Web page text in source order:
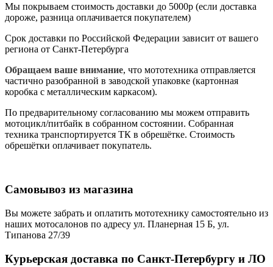
Мы покрываем стоимость доставки до 5000р (если доставка
дороже, разница оплачивается покупателем)
Срок доставки по Российской Федерации зависит от вашего
региона от Санкт-Петербурга
Обращаем ваше внимание, что мототехника отправляется
частично разобранной в заводской упаковке (картонная
коробка с металлическим каркасом).
По предварительному согласованию мы можем отправить
мотоцикл/питбайк в собранном состоянии. Собранная
техника транспортируется ТК в обрешётке. Стоимость
обрешётки оплачивает покупатель.
Самовывоз из магазина
Вы можете забрать и оплатить мототехнику самостоятельно из
наших мотосалонов по адресу ул. Планерная 15 Б, ул.
Типанова 27/39
Курьерская доставка по Санкт-Петербургу и ЛО